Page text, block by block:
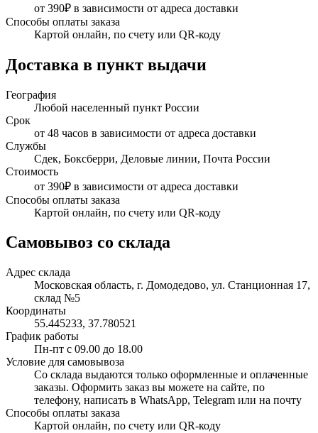
от 390₽ в зависимости от адреса доставки
Способы оплаты заказа
Картой онлайн, по счету или QR-коду
Доставка в пункт выдачи
География
Любой населенный пункт России
Срок
от 48 часов в зависимости от адреса доставки
Службы
Сдек, Боксберри, Деловые линии, Почта России
Стоимость
от 390₽ в зависимости от адреса доставки
Способы оплаты заказа
Картой онлайн, по счету или QR-коду
Самовывоз со склада
Адрес склада
Московская область, г. Домодедово, ул. Станционная 17,
склад №5
Координаты
55.445233, 37.780521
График работы
Пн-пт с 09.00 до 18.00
Условие для самовывоза
Со склада выдаются только оформленные и оплаченные
заказы. Оформить заказ вы можете на сайте, по
телефону, написать в WhatsApp, Telegram или на почту
Способы оплаты заказа
Картой онлайн, по счету или QR-коду